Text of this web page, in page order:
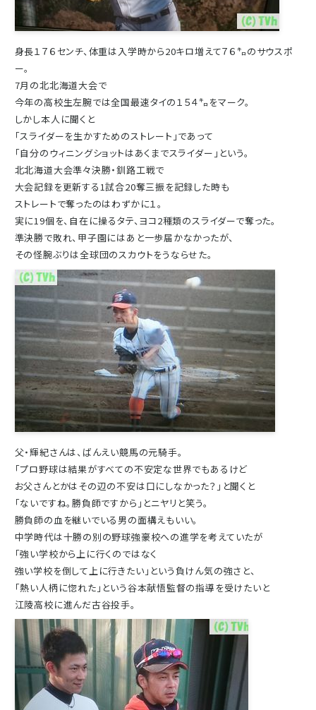
身長１７６センチ、体重は入学時から20キロ増えて７６㌔のサウスポ
ー。
7月の北北海道大会で
今年の高校生左腕では全国最速タイの１５４㌔をマーク。
しかし本人に聞くと
「スライダーを生かすためのストレート」であって
「自分のウィニングショットはあくまでスライダー」という。
北北海道大会準々決勝・釧路工戦で
大会記録を更新する1試合20奪三振を記録した時も
ストレートで奪ったのはわずかに１。
実に19個を、自在に操るタテ、ヨコ2種類のスライダーで奪った。
準決勝で敗れ、甲子園にはあと一歩届かなかったが、
その怪腕ぶりは全球団のスカウトをうならせた。
父・輝紀さんは、ばんえい競馬の元騎手。
「プロ野球は結果がすべての不安定な世界でもあるけど
お父さんとかはその辺の不安は口にしなかった？」と聞くと
「ないですね。勝負師ですから」とニヤリと笑う。
勝負師の血を継いでいる男の面構えもいい。
中学時代は十勝の別の野球強豪校への進学を考えていたが
「強い学校から上に行くのではなく
強い学校を倒して上に行きたい」という負けん気の強さと、
「熱い人柄に惚れた」という谷本献悟監督の指導を受けたいと
江陵高校に進んだ古谷投手。